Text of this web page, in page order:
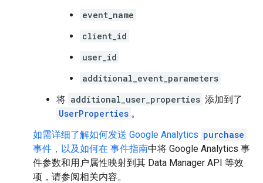
event_name
client_id
user_id
additional_event_parameters
将 additional_user_properties 添加到了
UserProperties 。
如需详细了解如何发送 Google Analytics purchase
事件，以及如何在 事件指南中将 Google Analytics 事
件参数和用户属性映射到其 Data Manager API 等效
项，请参阅相关内容。